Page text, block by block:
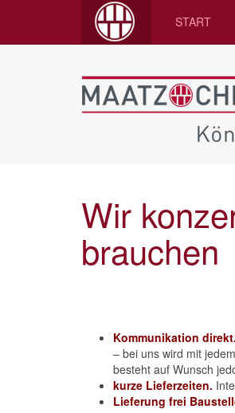
START
Wir
brauchen
Kommunikation direkt.
– bei uns wird mit
besteht auf Wunsch
kurze Lieferzeiten.
Lieferung frei